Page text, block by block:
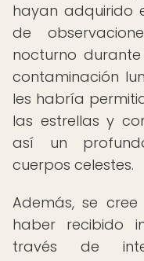
hayan adquirido
de
nocturno
contaminación
les habría
las estrellas y
así un
cuerpos celestes.
Además, se
haber recibido
través de